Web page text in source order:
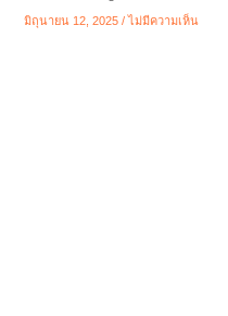
มิถุนายน 12, 2025 ไม่มีความเห็น